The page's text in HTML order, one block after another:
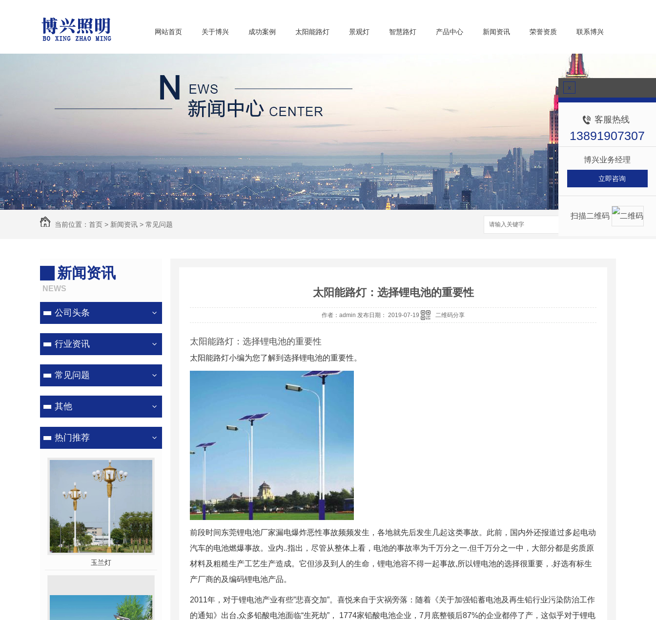
网站首页 关于博兴 成功案例 太阳能路灯 景观灯 智慧路灯 产品中心 新闻资讯 荣誉资质 联系博兴
当前位置： 首页 > 新闻资讯 > 常见问题
新闻资讯
NEWS
公司头条
行业资讯
常见问题
其他
热门推荐
玉兰灯
太阳能路灯：选择锂电池的重要性
作者：admin 发布日期： 2019-07-19 二维码分享
太阳能路灯：选择锂电池的重要性
太阳能路灯小编为您了解到选择锂电池的重要性。
前段时间东莞锂电池厂家漏电爆炸恶性事故频频发生，各地就先后发生几起这类事故。此前，国内外还报道过多起电动
汽车的电池燃爆事故。业内..指出，尽管从整体上看，电池的事故率为千万分之一.但千万分之一中，大部分都是劣质原
材料及粗糙生产工艺生产造成。它但涉及到人的生命，锂电池容不得一起事故,所以锂电池的选择很重要，.好选有标生
产厂商的及编码锂电池产品。
2011年，对于锂电池产业有些”悲喜交加”。喜悦来自于灾祸旁落：随着《关于加强铅蓄电池及再生铅行业污染防治工作
的通知》出台,众多铅酸电池面临“生死劫”， 1774家铅酸电池企业，7月底整顿后87%的企业都停了产，这似乎对于锂电
x
客服热线
13891907307
博兴业务经理
立即咨询
扫描二维码